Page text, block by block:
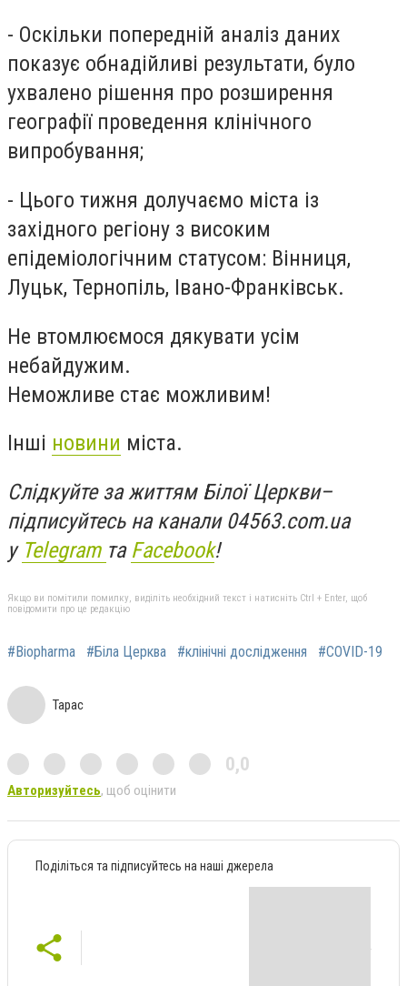
- Оскільки попередній аналіз даних
показує обнадійливі результати, було
ухвалено рішення про розширення
географії проведення клінічного
випробування;
- Цього тижня долучаємо міста із
західного регіону з високим
епідеміологічним статусом: Вінниця,
Луцьк, Тернопіль, Івано-Франківськ.
Не втомлюємося дякувати усім
небайдужим.
Неможливе стає можливим!
Інші новини міста.
Слідкуйте за життям Білої Церкви–
підписуйтесь на канали 04563.com.ua
у Telegram та Facebook!
Якщо ви помітили помилку, виділіть необхідний текст і натисніть Ctrl + Enter, щоб
повідомити про це редакцію
#Biopharma #Біла Церква #клінічні дослідження #COVID-19
Тарас
0,0
Авторизуйтесь, щоб оцінити
Поділіться та підписуйтесь на наші джерела